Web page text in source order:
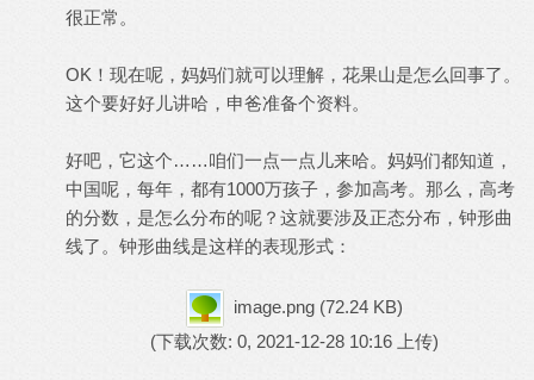
很正常。
OK！现在呢，妈妈们就可以理解，花果山是怎么回事了。
这个要好好儿讲哈，申爸准备个资料。
好吧，它这个……咱们一点一点儿来哈。妈妈们都知道，
中国呢，每年，都有1000万孩子，参加高考。那么，高考
的分数，是怎么分布的呢？这就要涉及正态分布，钟形曲
线了。钟形曲线是这样的表现形式：
image.png (72.24 KB)
(下载次数: 0, 2021-12-28 10:16 上传)